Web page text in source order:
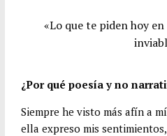
«Lo que te piden hoy
¿Por qué poesía y no
Siempre he visto más afín a
ella expreso mis